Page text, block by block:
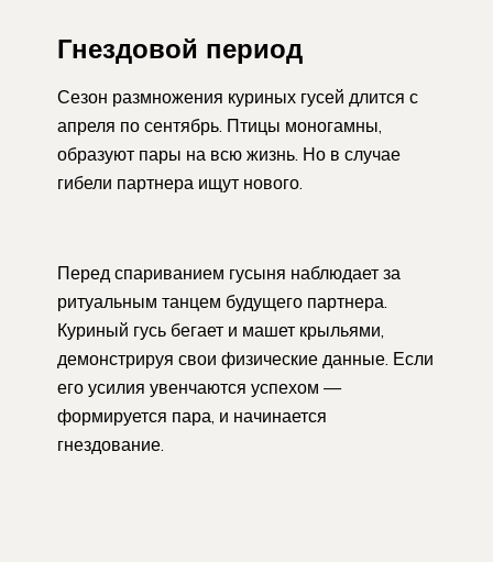
Гнездовой период
Сезон размножения куриных гусей длится с
апреля по сентябрь. Птицы моногамны,
образуют пары на всю жизнь. Но в случае
гибели партнера ищут нового.
Перед спариванием гусыня наблюдает за
ритуальным танцем будущего партнера.
Куриный гусь бегает и машет крыльями,
демонстрируя свои физические данные. Если
его усилия увенчаются успехом —
формируется пара, и начинается
гнездование.